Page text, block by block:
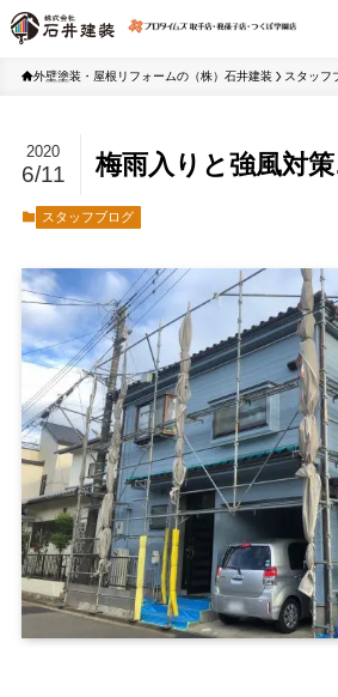
外壁塗装・屋根リフォームの（株）石井建装 スタッフ
梅雨入りと強風対
2020
6/11
スタッフブログ